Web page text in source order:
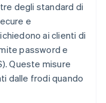
degli standard di
e
ai clienti di
password e
Queste misure
dalle frodi quando